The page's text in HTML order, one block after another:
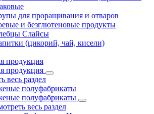
для проращивания и отваров
и безглютеновые продукты
Слайсы
(цикорий, чай, кисели)
продукция
продукция
весь раздел
полуфабрикаты
полуфабрикаты
весь раздел